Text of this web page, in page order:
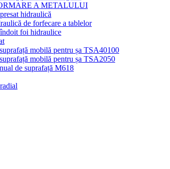
A METALULUI
hidraulică
de forfecare a tablelor
foi hidraulice
mobilă pentru șa TSA40100
mobilă pentru șa TSA2050
de suprafață M618